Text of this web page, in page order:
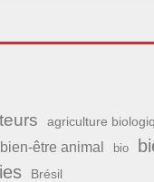
agriculture
bien-être animal bio
Brésil